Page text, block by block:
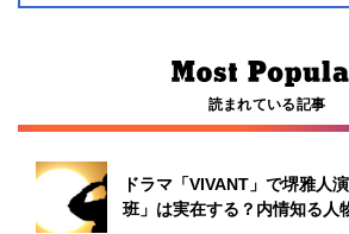
読まれている記事
ドラマ「VIVANT」で堺雅人
班」は実在する？内情知る人